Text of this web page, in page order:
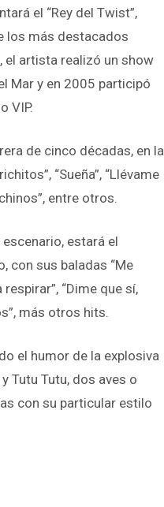
el “Rey del Twist”,
los más destacados
el artista realizó un show
Mar y en 2005 participó
VIP.
de cinco décadas, en la
“Sueña”, “Llévame
entre otros.
estará el
con sus baladas “Me
respirar”, “Dime que sí,
más otros hits.
el humor de la explosiva
Tutu Tutu, dos aves o
con su particular estilo